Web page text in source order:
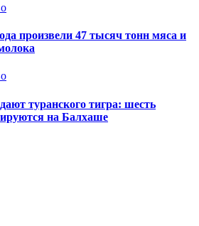
произвели 47 тысяч тонн мяса и
туранского тигра: шесть
на Балхаше